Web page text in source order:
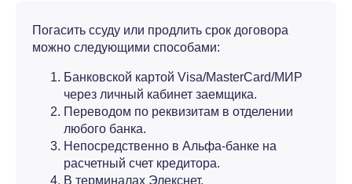
Погасить ссуду или продлить срок договора
можно следующими способами:
Банковской картой Visa/MasterCard/МИР
через личный кабинет заемщика.
Переводом по реквизитам в отделении
любого банка.
Непосредственно в Альфа-банке на
расчетный счет кредитора.
В терминалах Элекснет.